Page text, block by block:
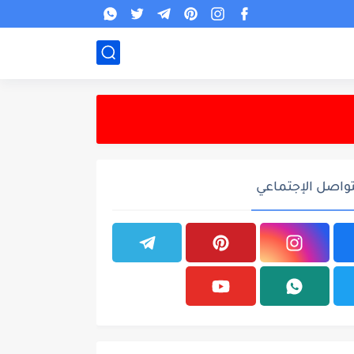
الإجتماعي